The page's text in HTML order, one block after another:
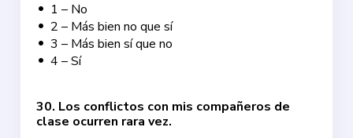
1 – No
2 – Más bien no que sí
3 – Más bien sí que no
4 – Sí
30. Los conflictos con mis compañeros de
clase ocurren rara vez.